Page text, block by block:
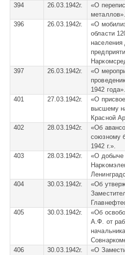
394
26.03.1942г. «О
металлов».
396
26.03.1942г. «О
области
397
26.03.1942г. «О
1942 года».
401
27.03.1942г. «О
высшему
Красной
402
28.03.1942г. «Об
союзному
1942 г.».
403
28.03.1942г. «О добыче
404
30.03.1942г. «Об
405
30.03.1942г. «Об
А.Ф. от
406
30.03.1942г. «О